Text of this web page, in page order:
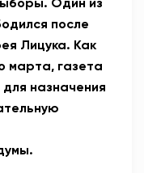
после
Лицука. Как
марта, газета
назначения